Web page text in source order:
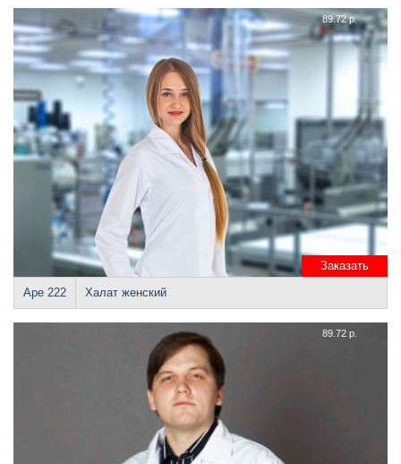
Заказать
89.72 р.
Аре 222 Халат женский
89.72 р.